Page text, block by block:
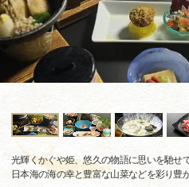
光輝くかぐや姫、悠久の物語に思いを馳せ
日本海の海の幸と豊富な山菜などを彩り豊